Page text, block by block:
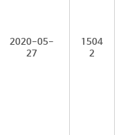
2020-05-
27
1504
2